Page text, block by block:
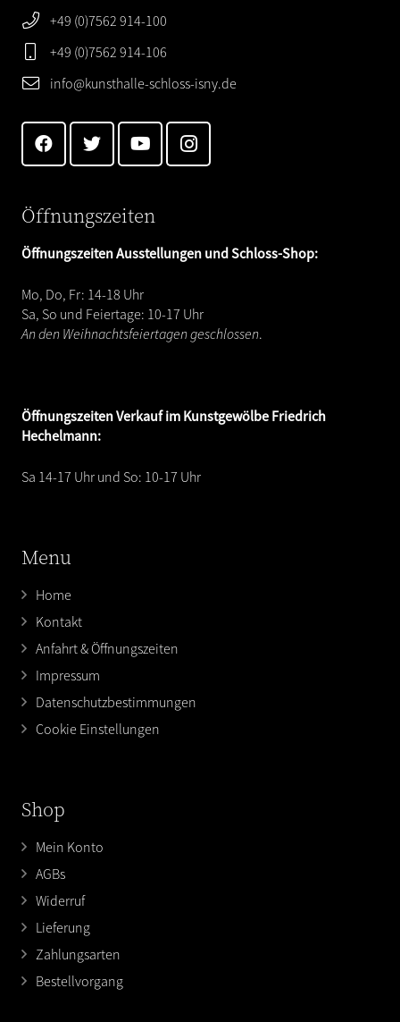
+49 (0)7562 914-100
+49 (0)7562 914-106
info@kunsthalle-schloss-isny.de
Öffnungszeiten
Öffnungszeiten Ausstellungen und Schloss-Shop:
Mo, Do, Fr: 14-18 Uhr
Sa, So und Feiertage: 10-17 Uhr
An den Weihnachtsfeiertagen geschlossen.
ÖffnungszeitenVerkauf im Kunstgewölbe Friedrich
Hechelmann:
Sa 14-17 Uhr und So: 10-17 Uhr
Menu
Home
Kontakt
Anfahrt & Öffnungszeiten
Impressum
Datenschutzbestimmungen
Cookie Einstellungen
Shop
Mein Konto
AGBs
Widerruf
Lieferung
Zahlungsarten
Bestellvorgang